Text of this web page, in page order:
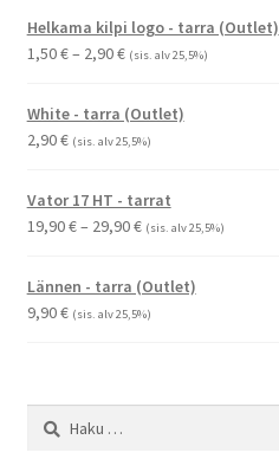
Helkama kilpi logo - tarra (Outlet)
1,50€– 2,90€Hintaluokka:
-
2,90 €
(sis. alv 25,5%)
White - tarra (Outlet)
2,90€ (sis. alv 25,5%)
Vator 17 HT - tarrat
19,90€– 29,90€Hintaluokka:
-
29,90 €
(sis. alv 25,5%)
Lännen - tarra (Outlet)
9,90€ (sis. alv 25,5%)
Haku: